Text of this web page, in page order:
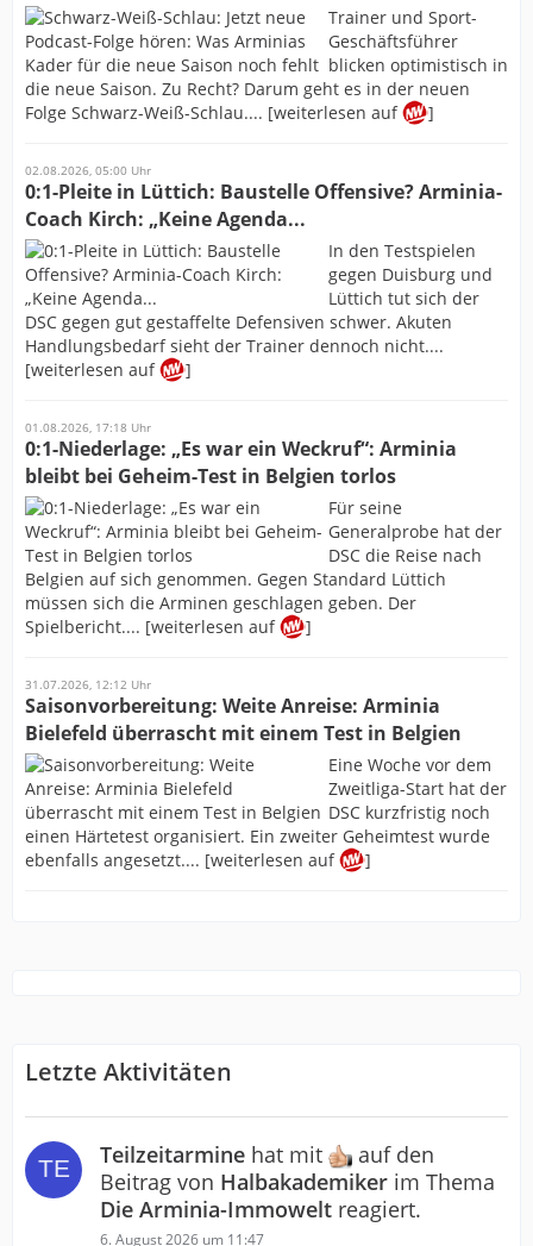
Trainer und Sport-
Geschäftsführer
blicken optimistisch in
die neue Saison. Zu Recht? Darum geht es in der neuen
Folge Schwarz-Weiß-Schlau.... [weiterlesen auf
]
02.08.2026, 05:00 Uhr
0:1-Pleite in Lüttich: Baustelle Offensive? Arminia-
Coach Kirch: „Keine Agenda...
In den Testspielen
gegen Duisburg und
Lüttich tut sich der
DSC gegen gut gestaffelte Defensiven schwer. Akuten
Handlungsbedarf sieht der Trainer dennoch nicht....
[weiterlesen auf
]
01.08.2026, 17:18 Uhr
0:1-Niederlage: „Es war ein Weckruf“: Arminia
bleibt bei Geheim-Test in Belgien torlos
Für seine
Generalprobe hat der
DSC die Reise nach
Belgien auf sich genommen. Gegen Standard Lüttich
müssen sich die Arminen geschlagen geben. Der
Spielbericht.... [weiterlesen auf
]
31.07.2026, 12:12 Uhr
Saisonvorbereitung: Weite Anreise: Arminia
Bielefeld überrascht mit einem Test in Belgien
Eine Woche vor dem
Zweitliga-Start hat der
DSC kurzfristig noch
einen Härtetest organisiert. Ein zweiter Geheimtest wurde
ebenfalls angesetzt.... [weiterlesen auf
]
Letzte Aktivitäten
Teilzeitarmine hat mit
auf den
Beitrag von Halbakademiker im Thema
Die Arminia-Immowelt reagiert.
6. August 2026 um 11:47